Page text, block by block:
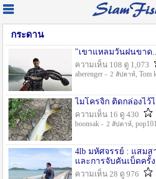
กระดาน
"เขาแหลมวันฝนขาด
ความเห็น 108 ดู 1,073
aberenger - 2 สัปดาห์, Tom
ไมโครจิ้ก ติดกล่องไว้
ความเห็น 16 ดู 430
boonsak - 2 สัปดาห์,
4lb มหัศจรรย์ : แสม
และการจับคันเบ็ดครั้
ความเห็น 28 ดู 976